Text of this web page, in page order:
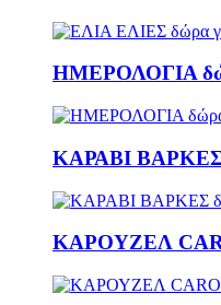
ΗΜΕΡΟΛΟΓΙΑ
ΚΑΡΑΒΙ ΒΑΡΚΕΣ
ΚΑΡΟΥΖΕΛ